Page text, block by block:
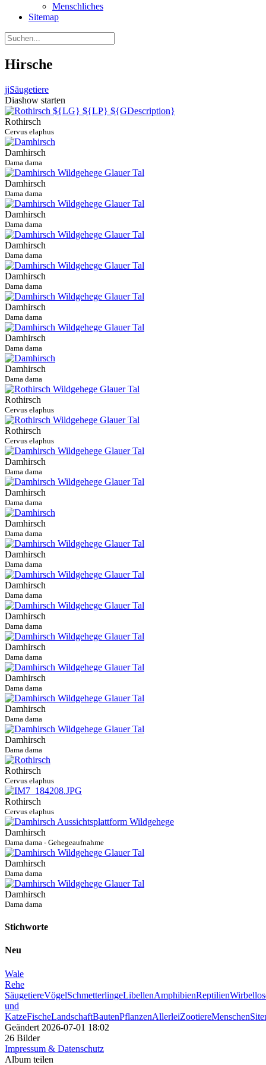
Menschliches
Sitemap
Hirsche
jjSäugetiere
Diashow starten
Rothirsch
Cervus elaphus
Damhirsch
Dama dama
Damhirsch
Dama dama
Damhirsch
Dama dama
Damhirsch
Dama dama
Damhirsch
Dama dama
Damhirsch
Dama dama
Damhirsch
Dama dama
Damhirsch
Dama dama
Rothirsch
Cervus elaphus
Rothirsch
Cervus elaphus
Damhirsch
Dama dama
Damhirsch
Dama dama
Damhirsch
Dama dama
Damhirsch
Dama dama
Damhirsch
Dama dama
Damhirsch
Dama dama
Damhirsch
Dama dama
Damhirsch
Dama dama
Damhirsch
Dama dama
Damhirsch
Dama dama
Rothirsch
Cervus elaphus
Rothirsch
Cervus elaphus
Damhirsch
Dama dama - Gehegeaufnahme
Damhirsch
Dama dama
Damhirsch
Dama dama
Stichworte
Neu
Wale
Rehe
SäugetiereVögelSchmetterlingeLibellenAmphibienReptilien
und
KatzeFischeLandschaftBautenPflanzenAllerleiZootiereMenschen
Geändert 2026-07-01 18:02
26 Bilder
Impressum & Datenschutz
Album teilen